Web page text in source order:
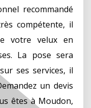
recommandé
compétente, il
votre velux en
La pose sera
ses services, il
un devis
êtes à Moudon,